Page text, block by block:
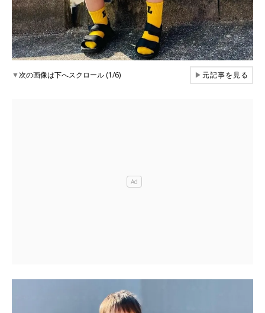
▼次の画像は下へスクロール (1/6) ▶元記事を見る